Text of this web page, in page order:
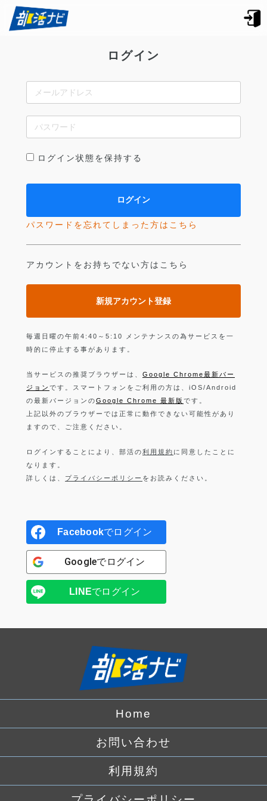
ログイン
ログイン状態を保持する
パスワードを忘れてしまった方はこちら
アカウントをお持ちでない方はこちら
新規アカウント登録
毎週日曜の午前4:40～5:10 メンテナンスの為サービスを一
時的に停止する事があります。
当サービスの推奨ブラウザーは、 Google Chrome最新バー
ジョン です。スマートフォンをご利用の方は、iOS/Android
の最新バージョンのGoogle Chrome 最新版 です。
上記以外のブラウザーでは正常に動作できない可能性があり
ますので、ご注意ください。
ログインすることにより、部活の利用規約 に同意したことに
なります。
詳しくは、 プライバシーポリシー をお読みください。
Facebookでログイン
Googleでログイン
LINEでログイン
Home
お問い合わせ
利用規約